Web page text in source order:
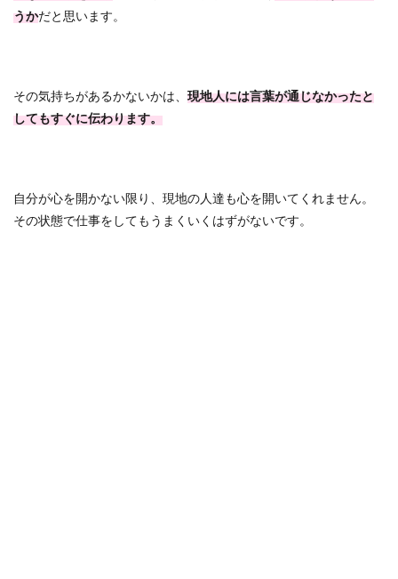
うかだと思います。
その気持ちがあるかないかは、 現地人には言葉が通じなかったと
してもすぐに伝わります。
自分が心を開かない限り、現地の人達も心を開いてくれません。
その状態で仕事をしてもうまくいくはずがないです。